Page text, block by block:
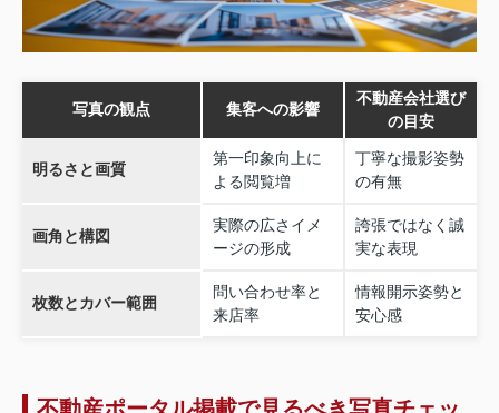
写真の観点 集客への影響
不動産会社選び
の目安
明るさと画質
第一印象向上に
よる閲覧増
丁寧な撮影姿勢
の有無
画角と構図
実際の広さイメ
ージの形成
誇張ではなく誠
実な表現
枚数とカバー範囲
問い合わせ率と
来店率
情報開示姿勢と
安心感